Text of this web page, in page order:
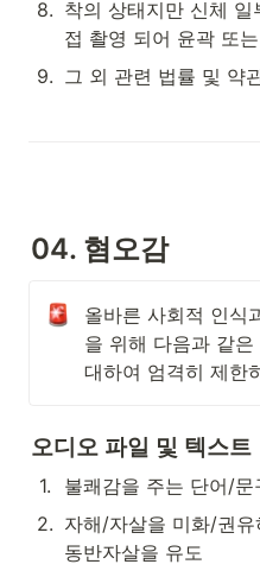
8. 착의 상태지만 신체
접 촬영 되어 윤곽 또
9. 그 외 관련 법률 및 약
04. 혐오감
올바른 사회적 인식
을 위해 다음과 같
대하여 엄격히 제한
오디오 파일 및 텍스트
1.
불쾌감을 주는 단어/문
2. 자해/자살을 미화/권
동반자살을 유도